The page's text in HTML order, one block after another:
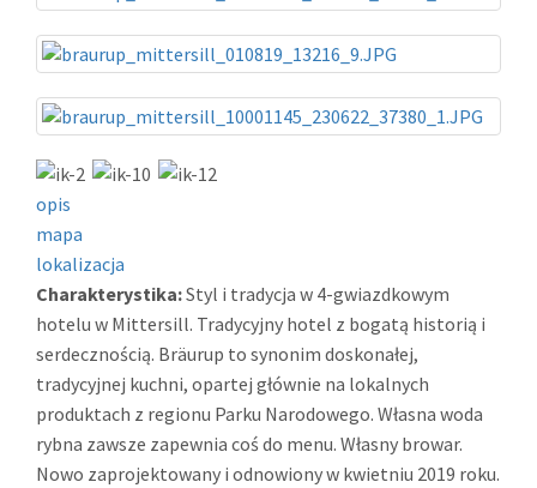
opis
mapa
lokalizacja
Charakterystika:Styl i tradycja w 4-gwiazdkowym
hotelu w Mittersill. Tradycyjny hotel z bogatą historią i
serdecznością. Bräurup to synonim doskonałej,
tradycyjnej kuchni, opartej głównie na lokalnych
produktach z regionu Parku Narodowego. Własna woda
rybna zawsze zapewnia coś do menu. Własny browar.
Nowo zaprojektowany i odnowiony w kwietniu 2019 roku.